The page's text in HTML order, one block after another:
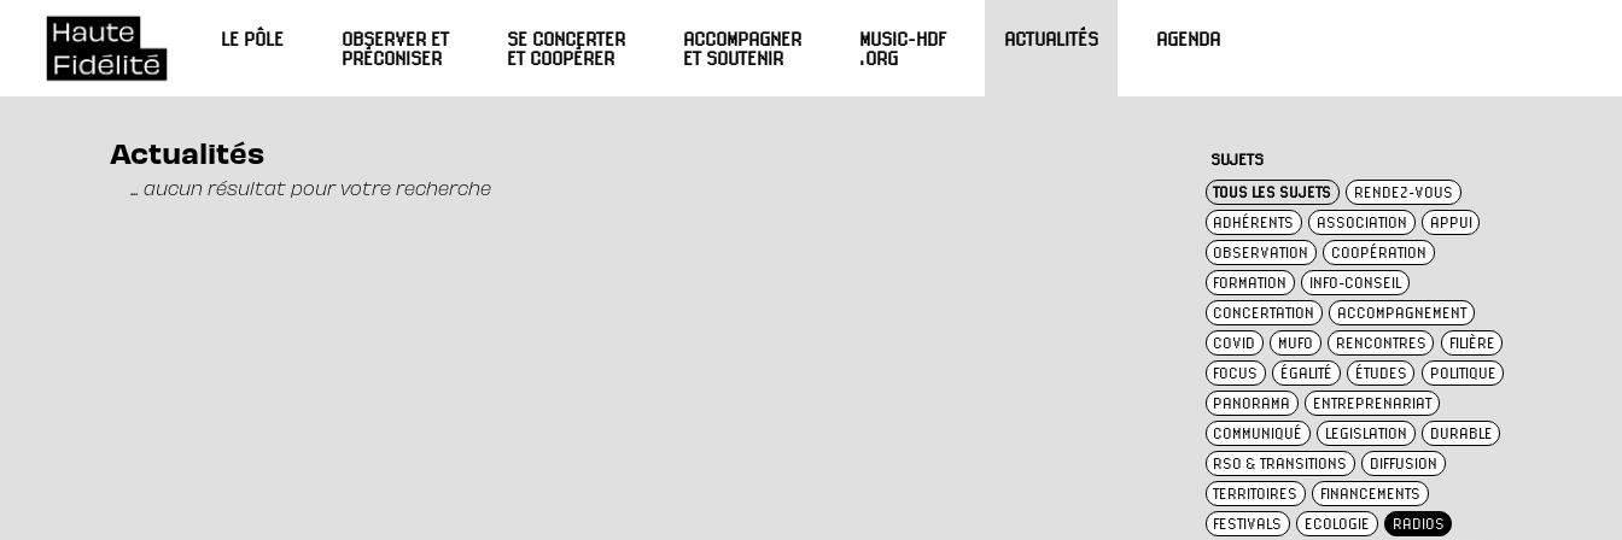
LE PÔLE
OBSERVER ET
PRÉCONISER
SE CONCERTER
ET COOPÉRER
ACCOMPAGNER
ET SOUTENIR
MUSIC-HDF
.ORG
ACTUALITÉS AGENDA
Actualités
... aucun résultat pour votre recherche
SUJETS
TOUS LES SUJETS
RENDEZ-VOUS
ADHÉRENTS
ASSOCIATION
APPUI
OBSERVATION
COOPÉRATION
FORMATION
INFO-CONSEIL
CONCERTATION
ACCOMPAGNEMENT
COVID
MUFO RENCONTRES
FILIÈRE
FOCUS
ÉGALITÉ ÉTUDES
POLITIQUE
PANORAMA
ENTREPRENARIAT
COMMUNIQUÉ
LEGISLATION
DURABLE
RSO & TRANSITIONS
DIFFUSION
TERRITOIRES
FINANCEMENTS
FESTIVALS
ECOLOGIE
RADIOS